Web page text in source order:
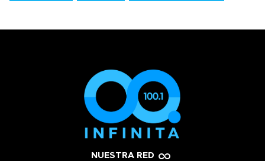
NUESTRA RED